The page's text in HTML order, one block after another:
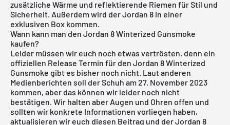
zusätzliche Wärme und reflektierende Riemen für Stil und
Sicherheit. Außerdem wird der Jordan 8 in einer
exklusiven Box kommen.
Wann kann man den Jordan 8 Winterized Gunsmoke
kaufen?
Leider müssen wir euch noch etwas vertrösten, denn ein
offiziellen Release Termin für den Jordan 8 Winterized
Gunsmoke gibt es bisher noch nicht. Laut anderen
Medienberichten soll der Schuh am 27. November 2023
kommen, aber das können wir leider noch nicht
bestätigen. Wir halten aber Augen und Ohren offen und
sollten wir konkrete Informationen vorliegen haben,
aktualisieren wir euch diesen Beitrag und der Jordan 8